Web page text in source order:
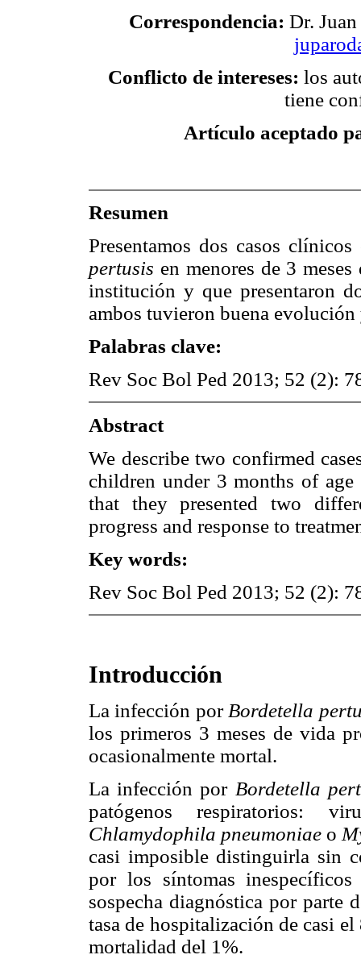
Correspondencia: Dr.
Conflicto de intereses: los
tiene
Artículo aceptado
Resumen
Presentamos dos casos
pertusis en menores de 3
institución y que presentaron
ambos tuvieron buena
Palabras clave:
Rev Soc Bol Ped 2013; 52 (2):
Abstract
We describe two confirmed
children under 3 months of
that they presented two
progress and response to
Key words:
Rev Soc Bol Ped 2013; 52 (2):
Introducción
La infección por Bordetella
los primeros 3 meses de vida
ocasionalmente mortal.
La infección por Bordetella
patógenos respiratorios:
Chlamydophila pneumoniae o
casi imposible distinguirla sin
por los síntomas
sospecha diagnóstica por parte
tasa de hospitalización de casi el
mortalidad del 1%.